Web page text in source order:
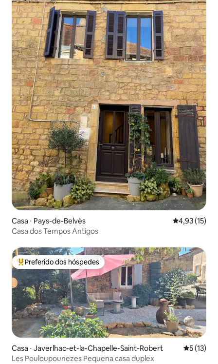
Casa ⋅ Pays-de-Belvès 4,93 de uma
4,93 (15)
Casa dos Tempos Antigos
Entre os melhores preferidos dos hóspedes
Preferido dos hóspedes
Casa ⋅ Javerlhac-et-la-Chapelle-Saint-Robert 5 de uma
5 (13)
Les Pouloupounezes Pequena casa duplex